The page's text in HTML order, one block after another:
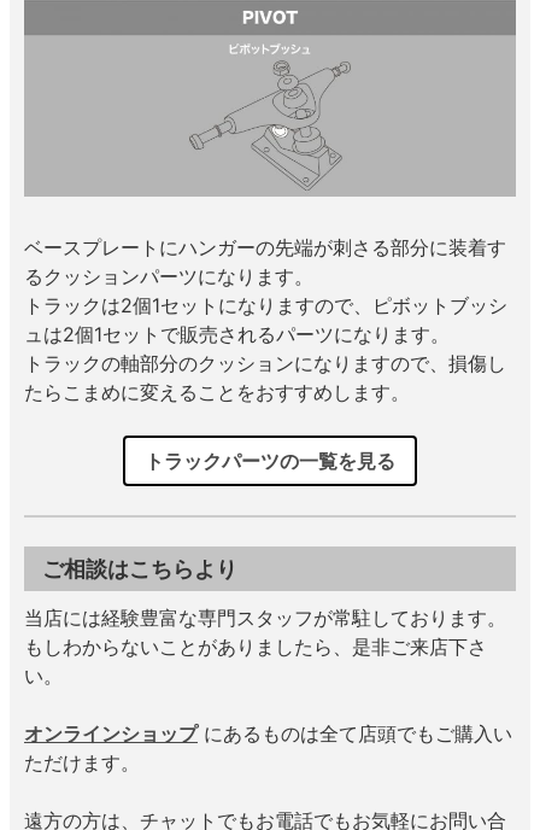
ベースプレートにハンガーの先端が刺さる部分に装着す
るクッションパーツになります。
トラックは2個1セットになりますので、ピボットブッシ
ュは2個1セットで販売されるパーツになります。
トラックの軸部分のクッションになりますので、損傷し
たらこまめに変えることをおすすめします。
トラックパーツの一覧を見る
ご相談はこちらより
当店には経験豊富な専門スタッフが常駐しております。
もしわからないことがありましたら、是非ご来店下さ
い。
オンラインショップにあるものは全て店頭でもご購入い
ただけます。
遠方の方は、チャットでもお電話でもお気軽にお問い合